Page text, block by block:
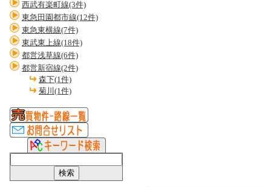
西武有楽町線(3件)
東急田園都市線(12件)
東急東横線(7件)
東武東上線(18件)
都営浅草線(6件)
都営新宿線(2件)
森下(1件)
菊川(1件)